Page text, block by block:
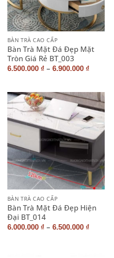
BÀN TRÀ CAO CẤP
Bàn Trà Mặt Đá Đẹp Mặt
Tròn Giá Rẻ BT_003
6.500.000 ₫ – 6.900.000 ₫
BÀN TRÀ CAO CẤP
Bàn Trà Mặt Đá Đẹp Hiện
Đại BT_014
6.000.000 ₫ – 6.500.000 ₫